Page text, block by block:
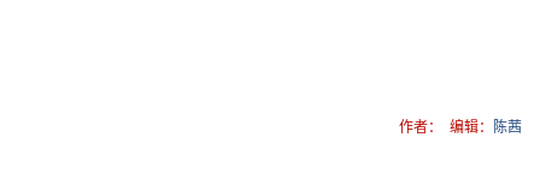
作者： 编辑： 陈茜